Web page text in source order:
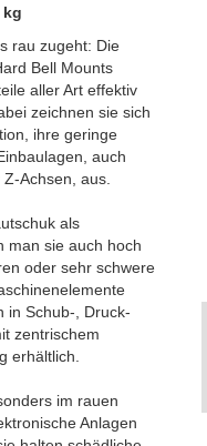
kg
rau zugeht: Die
Bell Mounts
aller Art effektiv
zeichnen sie sich
ihre geringe
auch
Achsen, aus.
als
man sie auch hoch
oder sehr schwere
in Schub-, Druck-
zentrischem
erhältlich.
im rauen
Anlagen